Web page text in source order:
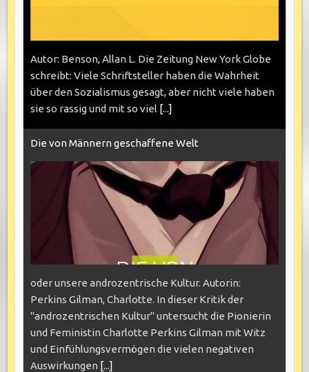
Autor: Benson, Allan L. Die Zeitung New York Globe
schreibt: Viele Schriftsteller haben die Wahrheit
über den Sozialismus gesagt, aber nicht viele haben
sie so rassig und mit so viel [...]
Die von Männern geschaffene Welt
oder unsere androzentrische Kultur. Autorin:
Perkins Gilman, Charlotte. In dieser Kritik der
"androzentrischen Kultur" untersucht die Pionierin
und Feministin Charlotte Perkins Gilman mit Witz
und Einfühlungsvermögen die vielen negativen
Auswirkungen [...]